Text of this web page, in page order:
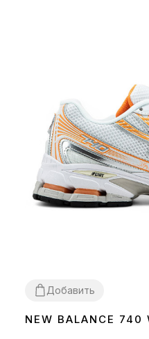
Добавить
3738 4142434445
NEW BALANCE 740